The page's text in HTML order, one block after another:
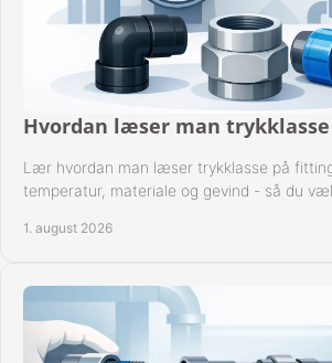
Hvordan læser man
Lær hvordan man læser trykklasse på
temperatur, materiale og gevind - så du
1. august 2026